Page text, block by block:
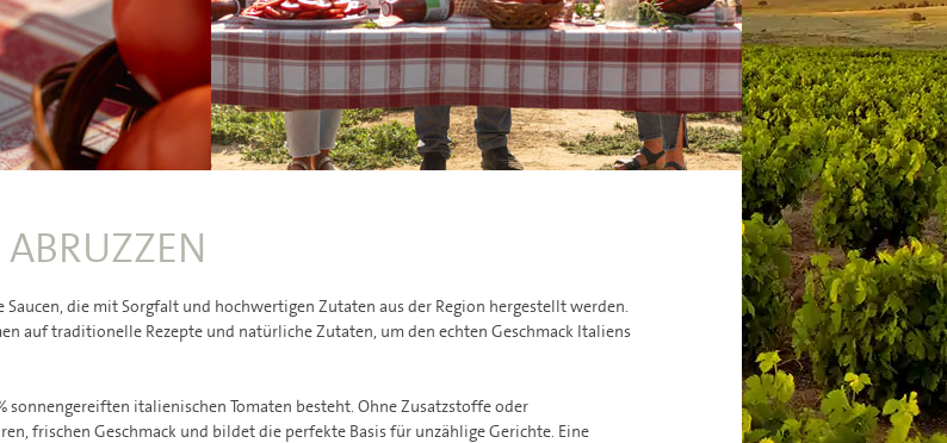
die mit Sorgfalt und hochwertigen Zutaten aus der Region hergestellt werden.
auf traditionelle Rezepte und natürliche Zutaten, um den echten Geschmack Italiens
sonnengereiften italienischen Tomaten besteht. Ohne Zusatzstoffe oder
frischen Geschmack und bildet die perfekte Basis für unzählige Gerichte. Eine